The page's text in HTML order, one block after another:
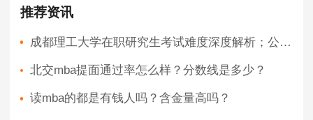
推荐资讯
成都理工大学在职研究生考试难度深度解析；公务员双轨备考专项策略
北交mba提面通过率怎么样？分数线是多少？
读mba的都是有钱人吗？含金量高吗？